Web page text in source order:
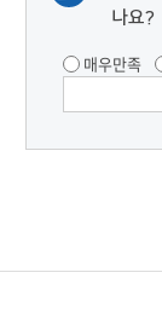
나요?
매우만족